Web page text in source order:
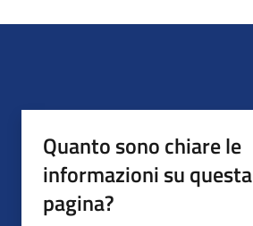
Quanto sono chiare le
informazioni su questa
pagina?